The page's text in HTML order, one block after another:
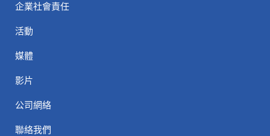
企業社會責任
活動
媒體
影片
公司網絡
聯絡我們